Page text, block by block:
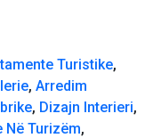
Turistike,
, Arredim
, Dizajn Interieri,
Në Turizëm,